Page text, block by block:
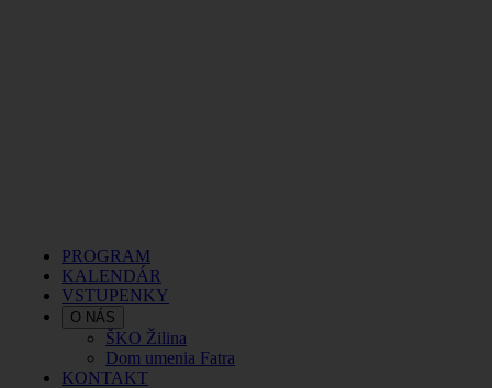
PROGRAM
KALENDÁR
VSTUPENKY
O NÁS
ŠKO Žilina
Dom umenia Fatra
KONTAKT